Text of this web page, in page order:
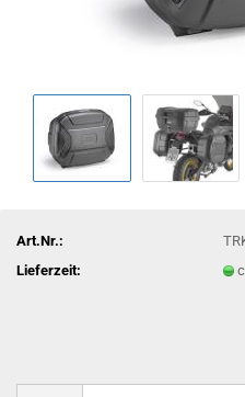
Art.Nr.:
Lieferzeit: